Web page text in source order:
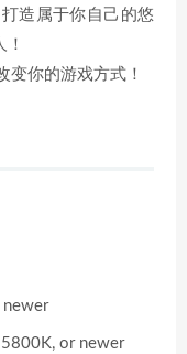
造属于你自己的悠
变你的游戏方式！
or newer